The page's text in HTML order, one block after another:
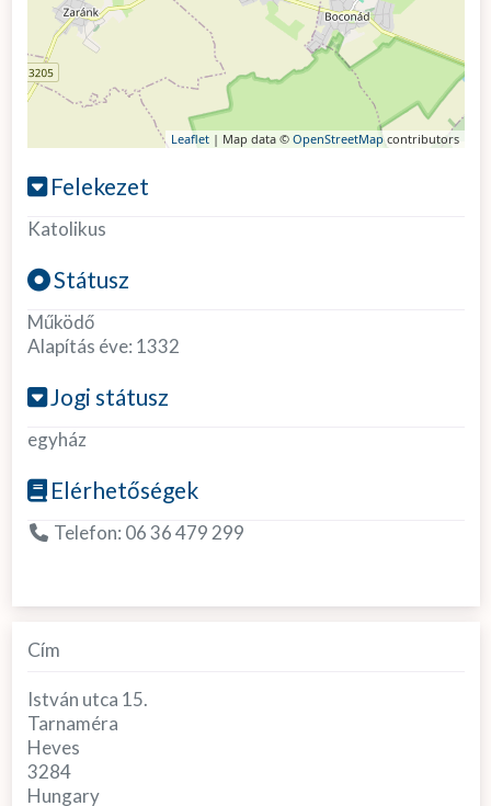
Leaflet| Map data © OpenStreetMapcontributors
Felekezet
Katolikus
Státusz
Működő
Alapítás éve: 1332
Jogi státusz
egyház
Elérhetőségek
Telefon: 06 36 479 299
Cím
István utca 15.
Tarnaméra
Heves
3284
Hungary